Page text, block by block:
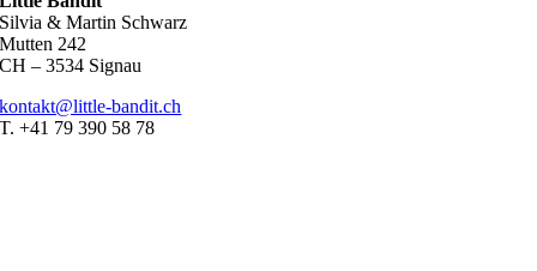
Silvia & Martin Schwarz
Mutten 242
CH – 3534 Signau
kontakt@little-bandit.ch
T. +41 79 390 58 78